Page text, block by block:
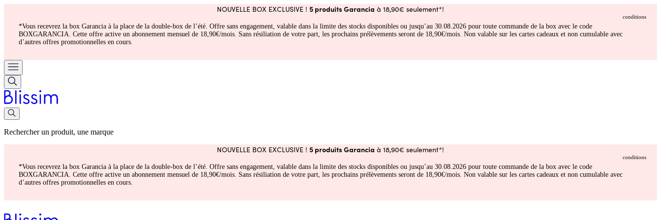
NOUVELLE BOX EXCLUSIVE ! 5 produits Garancia à 18,90€ seulement*!
conditions
*Vous recevrez la box Garancia à la place de la double-box de l’été. Offre sans engagement, valable dans la limite des stocks disponibles ou jusqu’au 30.08.2026 pour toute commande de la box avec le code
BOXGARANCIA. Cette offre active un abonnement mensuel de 18,90€/mois. Sans résiliation de votre part, les prochains prélèvements seront de 18,90€/mois. Non valable sur les cartes cadeaux et non cumulable avec
d’autres offres promotionnelles en cours.
Rechercher un produit, une marque
NOUVELLE BOX EXCLUSIVE ! 5 produits Garancia à 18,90€ seulement*!
conditions
*Vous recevrez la box Garancia à la place de la double-box de l’été. Offre sans engagement, valable dans la limite des stocks disponibles ou jusqu’au 30.08.2026 pour toute commande de la box avec le code
BOXGARANCIA. Cette offre active un abonnement mensuel de 18,90€/mois. Sans résiliation de votre part, les prochains prélèvements seront de 18,90€/mois. Non valable sur les cartes cadeaux et non cumulable avec
d’autres offres promotionnelles en cours.